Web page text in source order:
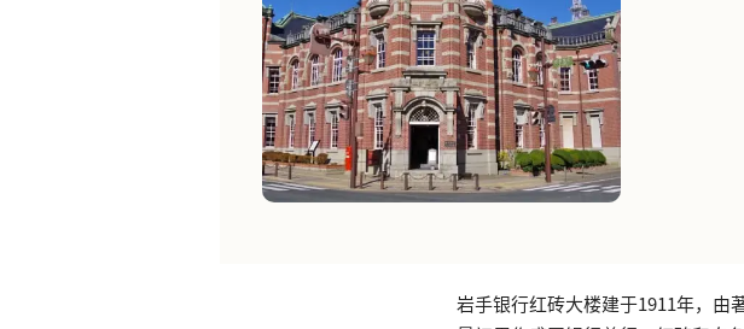
岩手银行红砖大楼建于1911年，由